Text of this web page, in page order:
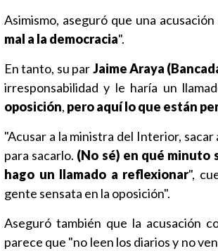
Asimismo, aseguró que una
mal a la democracia".
En tanto, su parJaime Araya
irresponsabilidad y le haría un
oposición, pero aquí lo que están
"Acusar a la ministra del Interior,
para sacarlo. (No sé) en qué minuto
hago un llamado a reflexionar",
gente sensata en la oposición".
Aseguró también que la acusación
parece que "no leen los diarios y no